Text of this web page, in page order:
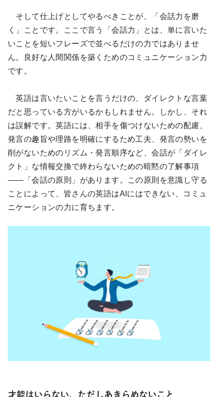
そして仕上げとしてやるべきことが、「会話力を磨
く」ことです。ここで言う「会話力」とは、単に言いた
いことを短いフレーズで並べるだけの力ではありませ
ん。良好な人間関係を築くためのコミュニケーション力
です。
英語は言いたいことを言うだけの、ダイレクトな言葉
だと思っている方がいるかもしれません。しかし、それ
は誤解です。英語には、相手を傷つけないための配慮、
発言の趣旨や理路を明確にするため工夫、発言の勢いを
削がないためのリズム・発言順序など、会話が「ダイレ
クト」な情報交換で終わらないための暗黙の了解事項
——「会話の原則」があります。この原則を意識し守る
ことによって、皆さんの英語はAIにはできない、コミュ
ニケーションの力に育ちます。
才能はいらない、ただしあきらめないこと